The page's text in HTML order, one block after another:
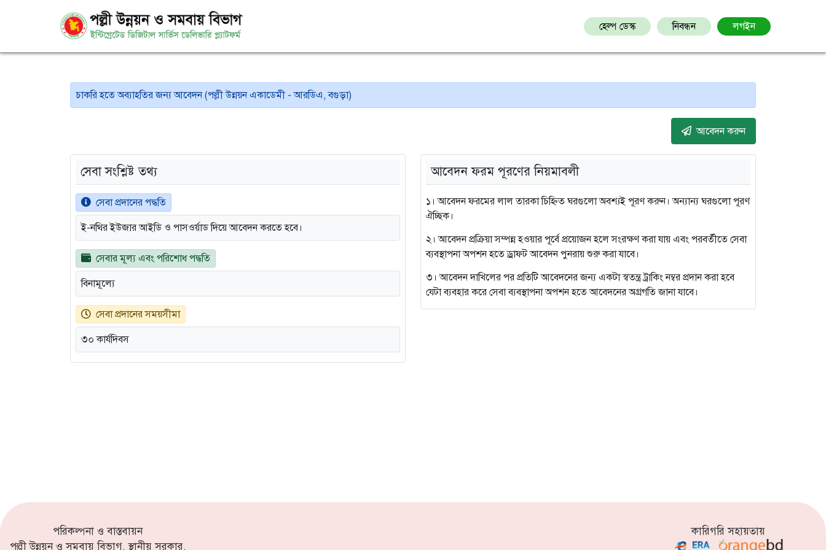
হেল্প ডেস্ক নিবন্ধন লগইন
চাকরি হতে অব্যাহতির জন্য আবেদন (পল্লী উন্নয়ন একাডেমী - আরডিএ, বগুড়া)
আবেদন করুন
সেবা সংশ্লিষ্ট তথ্য
সেবা প্রদানের পদ্ধতি
ই-নথির ইউজার আইডি ও পাসওর্য়াড দিয়ে আবেদন করতে হবে।
সেবার মূল্য এবং পরিশোধ পদ্ধতি
বিনামূল্যে
সেবা প্রদানের সময়সীমা
৩০ কার্যদিবস
আবেদন ফরম পূরণের নিয়মাবলী
১। আবেদন ফরমের লাল তারকা চিহ্নিত ঘরগুলো অবশ্যই পূরণ করুন। অন্যান্য ঘরগুলো পূরণ
ঐচ্ছিক।
২। আবেদন প্রক্রিয়া সম্পন্ন হওয়ার পূর্বে প্রয়োজন হলে সংরক্ষণ করা যায় এবং পরবর্তীতে সেবা
ব্যবস্থাপনা অপশন হতে ড্রাফট আবেদন পুনরায় শুরু করা যাবে।
৩। আবেদন দাখিলের পর প্রতিটি আবেদনের জন্য একটা স্বতন্ত্র ট্রাকিং নম্বর প্রদান করা হবে
যেটা ব্যবহার করে সেবা ব্যবস্থাপনা অপশন হতে আবেদনের অগ্রগতি জানা যাবে।
পরিকল্পনা ও বাস্তবায়ন
পল্লী উন্নয়ন ও সমবায় বিভাগ, স্থানীয় সরকার,
কারিগরি সহায়তায়